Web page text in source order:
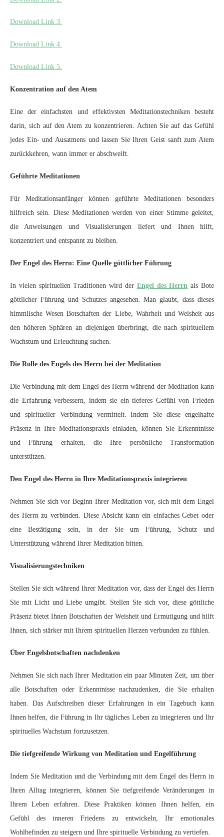
Download Link 3.
Download Link 4.
Download Link 5.
Konzentration auf den Atem
Eine der einfachsten und effektivsten Meditationstechniken besteht
darin, sich auf den Atem zu konzentrieren. Achten Sie auf das Gefühl
jedes Ein- und Ausatmens und lassen Sie Ihren Geist sanft zum Atem
zurückkehren, wann immer er abschweift.
Geführte Meditationen
Für Meditationsanfänger können geführte Meditationen besonders
hilfreich sein. Diese Meditationen werden von einer Stimme geleitet,
die Anweisungen und Visualisierungen liefert und Ihnen hilft,
konzentriert und entspannt zu bleiben.
Der Engel des Herrn: Eine Quelle göttlicher Führung
In vielen spirituellen Traditionen wird der Engel des Herrn als Bote
göttlicher Führung und Schutzes angesehen. Man glaubt, dass dieses
himmlische Wesen Botschaften der Liebe, Wahrheit und Weisheit aus
den höheren Sphären an diejenigen überbringt, die nach spirituellem
Wachstum und Erleuchtung suchen.
Die Rolle des Engels des Herrn bei der Meditation
Die Verbindung mit dem Engel des Herrn während der Meditation kann
die Erfahrung verbessern, indem sie ein tieferes Gefühl von Frieden
und spiritueller Verbindung vermittelt. Indem Sie diese engelhafte
Präsenz in Ihre Meditationspraxis einladen, können Sie Erkenntnisse
und Führung erhalten, die Ihre persönliche Transformation
unterstützen.
Den Engel des Herrn in Ihre Meditationspraxis integrieren
Nehmen Sie sich vor Beginn Ihrer Meditation vor, sich mit dem Engel
des Herrn zu verbinden. Diese Absicht kann ein einfaches Gebet oder
eine Bestätigung sein, in der Sie um Führung, Schutz und
Unterstützung während Ihrer Meditation bitten.
Visualisierungstechniken
Stellen Sie sich während Ihrer Meditation vor, dass der Engel des Herrn
Sie mit Licht und Liebe umgibt. Stellen Sie sich vor, diese göttliche
Präsenz bietet Ihnen Botschaften der Weisheit und Ermutigung und hilft
Ihnen, sich stärker mit Ihrem spirituellen Herzen verbunden zu fühlen.
Über Engelsbotschaften nachdenken
Nehmen Sie sich nach Ihrer Meditation ein paar Minuten Zeit, um über
alle Botschaften oder Erkenntnisse nachzudenken, die Sie erhalten
haben. Das Aufschreiben dieser Erfahrungen in ein Tagebuch kann
Ihnen helfen, die Führung in Ihr tägliches Leben zu integrieren und Ihr
spirituelles Wachstum fortzusetzen.
Die tiefgreifende Wirkung von Meditation und Engelführung
Indem Sie Meditation und die Verbindung mit dem Engel des Herrn in
Ihren Alltag integrieren, können Sie tiefgreifende Veränderungen in
Ihrem Leben erfahren. Diese Praktiken können Ihnen helfen, ein
Gefühl des inneren Friedens zu entwickeln, Ihr emotionales
Wohlbefinden zu steigern und Ihre spirituelle Verbindung zu vertiefen.